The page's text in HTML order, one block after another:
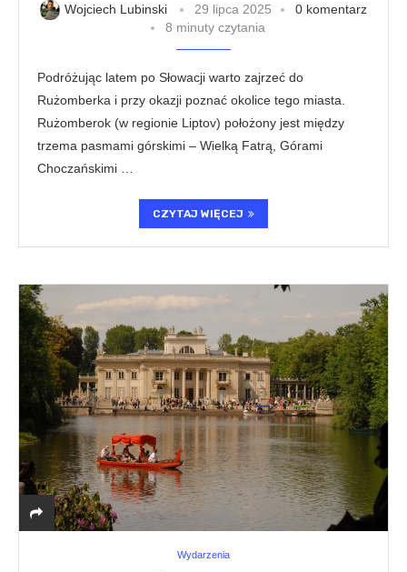
Wojciech Lubinski 29 lipca 2025
0 komentarz
8 minuty czytania
Podróżując latem po Słowacji warto zajrzeć do
Rużomberka i przy okazji poznać okolice tego miasta.
Rużomberok (w regionie Liptov) położony jest między
trzema pasmami górskimi – Wielką Fatrą, Górami
Choczańskimi …
CZYTAJ WIĘCEJ
Wydarzenia